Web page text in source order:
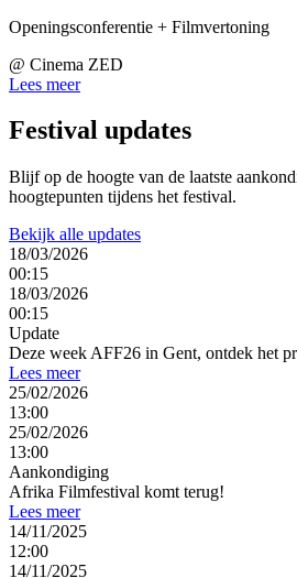
Openingsconferentie + Filmvertoning
@ Cinema ZED
Lees meer
Festival updates
Blijf op de hoogte van de laatste
hoogtepunten tijdens het festival.
Bekijk alle updates
18/03/2026
00:15
18/03/2026
00:15
Update
Deze week AFF26 in Gent, ontdek het
Lees meer
25/02/2026
13:00
25/02/2026
13:00
Aankondiging
Afrika Filmfestival komt terug!
Lees meer
14/11/2025
12:00
14/11/2025